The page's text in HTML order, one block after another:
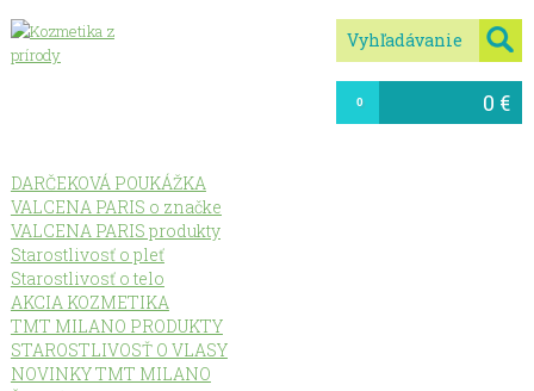
0 0 €
DARČEKOVÁ POUKÁŽKA
VALCENA PARIS o značke
VALCENA PARIS produkty
Starostlivosť o pleť
Starostlivosť o telo
AKCIA KOZMETIKA
TMT MILANO PRODUKTY
STAROSTLIVOSŤ O VLASY
NOVINKY TMT MILANO